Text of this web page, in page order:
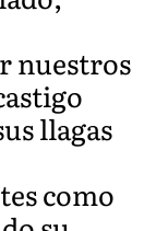
nuestros
llagas
como